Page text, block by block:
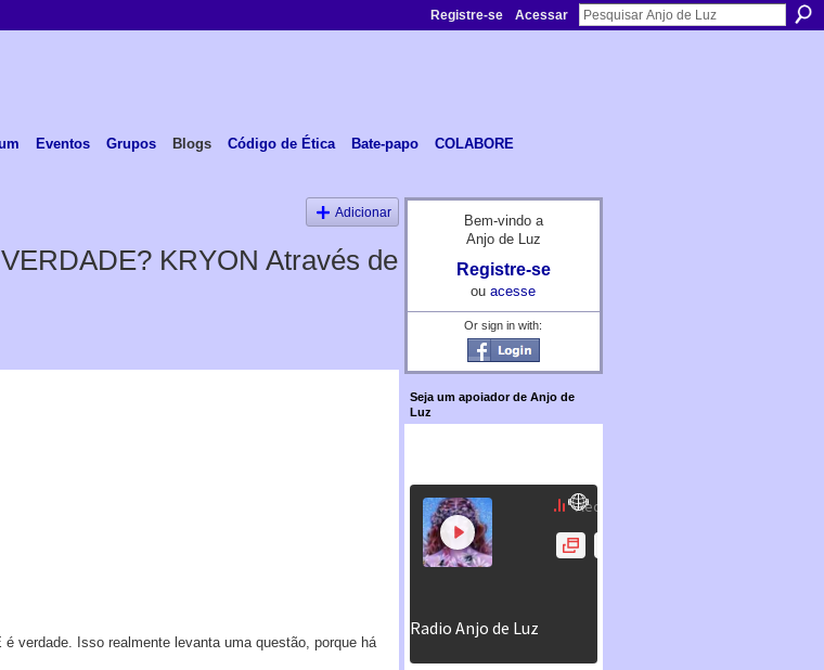
Registre-se Acessar
Eventos Grupos Blogs Código de Ética Bate-papo
COLABORE
Adicionar
KRYON Através de
verdade. Isso realmente levanta uma questão, porque há
Bem-vindo a
Anjo de Luz
Registre-se
ou acesse
Or sign in with:
Seja um apoiador de Anjo de
Luz